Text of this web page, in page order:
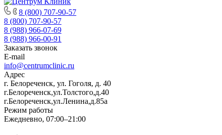
8 (800) 707-90-57
8 (800) 707-90-57
8 (988) 966-07-69
8 (988) 966-00-91
Заказать звонок
E-mail
info@centrumclinic.ru
Адрес
г. Белореченск, ул. Гоголя, д. 40
г.Белореченск,ул.Толстого,д.40
г.Белореченск,ул.Ленина,д.85а
Режим работы
Ежедневно, 07:00–21:00